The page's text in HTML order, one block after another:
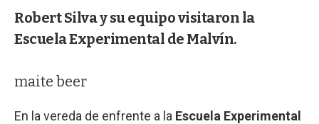
Robert Silva y su equipo visitaron la
Escuela Experimental de Malvín.
maite beer
En la vereda de enfrente a la Escuela Experimental